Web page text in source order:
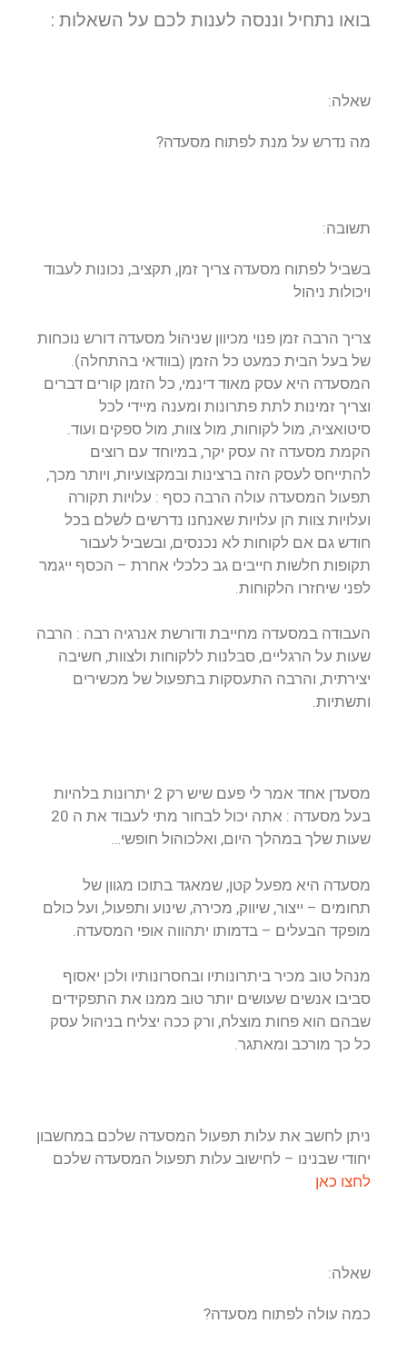
בואו נתחיל וננסה לענות לכם על השאלות :
שאלה:
מה נדרש על מנת לפתוח מסעדה?
תשובה:
בשביל לפתוח מסעדה צריך זמן, תקציב, נכונות לעבוד
ויכולות ניהול
צריך הרבה זמן פנוי מכיוון שניהול מסעדה דורש נוכחות
של בעל הבית כמעט כל הזמן (בוודאי בהתחלה).
המסעדה היא עסק מאוד דינמי, כל הזמן קורים דברים
וצריך זמינות לתת פתרונות ומענה מיידי לכל
סיטואציה, מול לקוחות, מול צוות, מול ספקים ועוד.
הקמת מסעדה זה עסק יקר, במיוחד עם רוצים
להתייחס לעסק הזה ברצינות ובמקצועיות, ויותר מכך,
תפעול המסעדה עולה הרבה כסף : עלויות תקורה
ועלויות צוות הן עלויות שאנחנו נדרשים לשלם בכל
חודש גם אם לקוחות לא נכנסים, ובשביל לעבור
תקופות חלשות חייבים גב כלכלי אחרת – הכסף ייגמר
לפני שיחזרו הלקוחות.
העבודה במסעדה מחייבת ודורשת אנרגיה רבה : הרבה
שעות על הרגליים, סבלנות ללקוחות ולצוות, חשיבה
יצירתית, והרבה התעסקות בתפעול של מכשירים
ותשתיות.
מסעדן אחד אמר לי פעם שיש רק 2 יתרונות בלהיות
בעל מסעדה : אתה יכול לבחור מתי לעבוד את ה 20
שעות שלך במהלך היום, ואלכוהול חופשי…
מסעדה היא מפעל קטן, שמאגד בתוכו מגוון של
תחומים – ייצור, שיווק, מכירה, שינוע ותפעול, ועל כולם
מופקד הבעלים – בדמותו יתהווה אופי המסעדה.
מנהל טוב מכיר ביתרונותיו ובחסרונותיו ולכן יאסוף
סביבו אנשים שעושים יותר טוב ממנו את התפקידים
שבהם הוא פחות מוצלח, ורק ככה יצליח בניהול עסק
כל כך מורכב ומאתגר.
ניתן לחשב את עלות תפעול המסעדה שלכם במחשבון
יחודי שבנינו – לחישוב עלות תפעול המסעדה שלכם
לחצו כאן
שאלה:
כמה עולה לפתוח מסעדה?